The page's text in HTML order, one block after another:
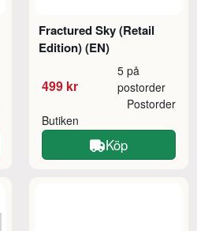
Fractured Sky (Retail
Edition) (EN)
499 kr
5 på
postorder
Butiken
Postorder
Köp